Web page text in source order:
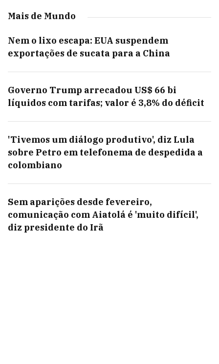
Mais de Mundo
Nem o lixo escapa: EUA suspendem
exportações de sucata para a China
Governo Trump arrecadou US$ 66 bi
líquidos com tarifas; valor é 3,8% do déficit
'Tivemos um diálogo produtivo', diz Lula
sobre Petro em telefonema de despedida a
colombiano
Sem aparições desde fevereiro,
comunicação com Aiatolá é 'muito difícil',
diz presidente do Irã